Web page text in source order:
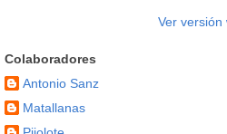
Ver versión
Colaboradores
Antonio Sanz
Matallanas